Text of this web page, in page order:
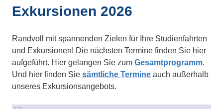
Exkursionen 2026
Randvoll mit spannenden Zielen für Ihre Studienfahrten
und Exkursionen! Die nächsten Termine finden Sie hier
aufgeführt. Hier gelangen Sie zum Gesamtprogramm.
Und hier finden Sie sämtliche Termine auch außerhalb
unseres Exkursionsangebots.